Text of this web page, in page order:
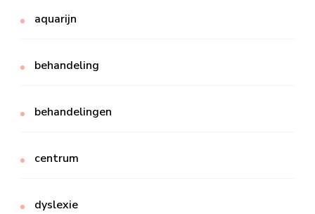
aquarijn
behandeling
behandelingen
centrum
dyslexie